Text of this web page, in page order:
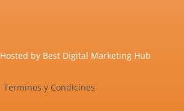
by Best Digital Marketing Hub
Terminos y Condicines